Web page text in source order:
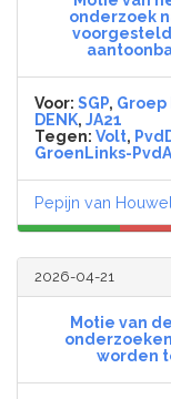
onderzoek
Voor: SGP, Groep
DENK, JA21
Tegen: Volt,
GroenLinks-PvdA
Pepijn van
2026-04-21
Motie van
worden